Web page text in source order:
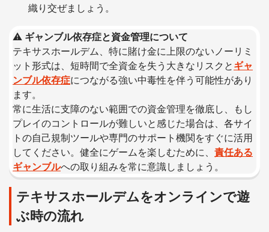
織り交ぜましょう。
⚠️ ギャンブル依存症と資金管理について
テキサスホールデム、特に賭け金に上限のないノーリミ
ット形式は、短時間で全資金を失う大きなリスクとギャ
ンブル依存症につながる強い中毒性を伴う可能性があり
ます。
常に生活に支障のない範囲での資金管理を徹底し、もし
プレイのコントロールが難しいと感じた場合は、各サイ
トの自己規制ツールや専門のサポート機関をすぐに活用
してください。健全にゲームを楽しむために、 責任ある
ギャンブルへの取り組みを常に意識しましょう。
テキサスホールデムをオンラインで遊
ぶ時の流れ